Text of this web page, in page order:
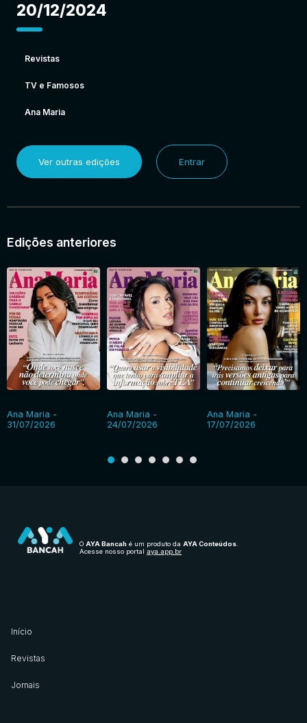
20/12/2024
Revistas
TV e Famosos
Ana Maria
Ver outras edições Entrar
Edições anteriores
Ana Maria -
31/07/2026
Ana Maria -
24/07/2026
Ana Maria -
17/07/2026
O AYA Bancah é um produto da AYA Conteúdos
Acesse nosso portal aya.app.br
Início
Revistas
Jornais